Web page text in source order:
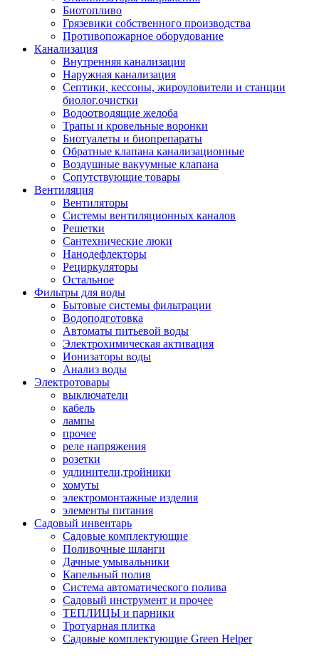
Биотопливо
Грязевики собственного производства
Противопожарное оборудование
Канализация
Внутренняя канализация
Наружная канализация
Септики, кессоны, жироуловители и станции
биолог.очистки
Водоотводящие желоба
Трапы и кровельные воронки
Биотуалеты и биопрепараты
Обратные клапана канализационные
Воздушные вакуумные клапана
Сопутствующие товары
Вентиляция
Вентиляторы
Системы вентиляционных каналов
Решетки
Сантехнические люки
Нанодефлекторы
Рециркуляторы
Остальное
Фильтры для воды
Бытовые системы фильтрации
Водоподготовка
Автоматы питьевой воды
Электрохимическая активация
Ионизаторы воды
Анализ воды
Электротовары
выключатели
кабель
лампы
прочее
реле напряжения
розетки
удлинители,тройники
хомуты
электромонтажные изделия
элементы питания
Садовый инвентарь
Садовые комплектующие
Поливочные шланги
Дачные умывальники
Капельный полив
Система автоматического полива
Садовый инструмент и прочее
ТЕПЛИЦЫ и парники
Тротуарная плитка
Садовые комплектующие Green Helper